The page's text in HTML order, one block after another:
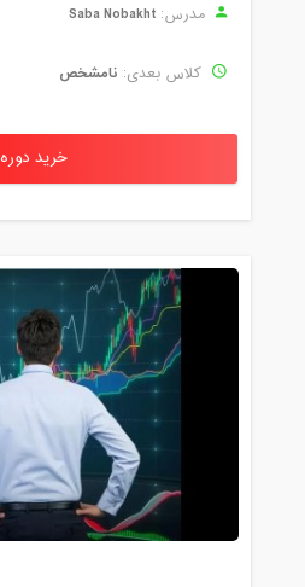
مدرس: Saba Nobakht
کلاس بعدی: نامشخص
خرید دوره